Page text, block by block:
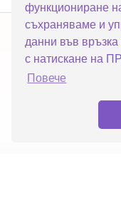
функциониране
съхраняваме и
данни във
с натискане на
Повече
ERROR5
Топ